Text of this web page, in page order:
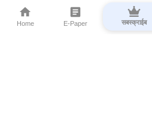
Home E-Paper सबस्क्राईब